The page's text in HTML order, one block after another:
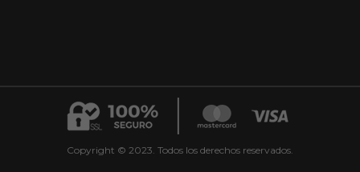
Copyright © 2023. Todos los derechos reservados.